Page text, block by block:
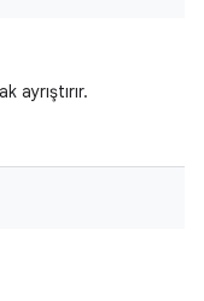
ayrıştırır.